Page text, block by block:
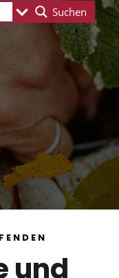
Suchen
und